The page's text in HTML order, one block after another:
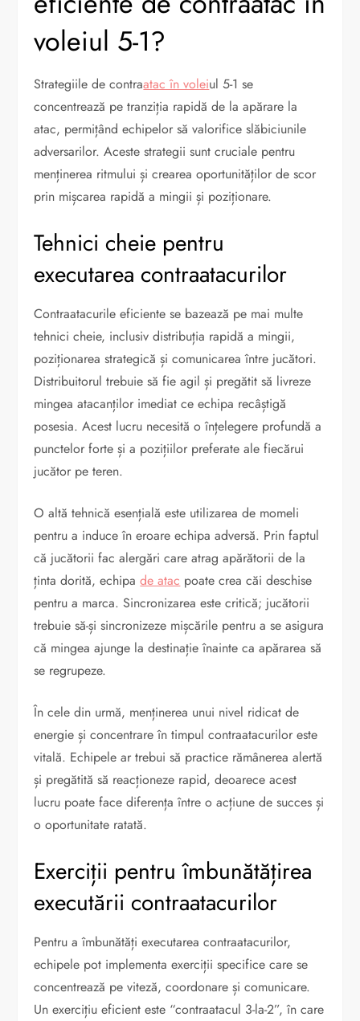
voleiul 5-1?
Strategiile de contraatac în voleiul 5-1 se
concentrează pe tranziția rapidă de la apărare la
atac, permițând echipelor să valorifice slăbiciunile
adversarilor. Aceste strategii sunt cruciale pentru
menținerea ritmului și crearea oportunităților de scor
prin mișcarea rapidă a mingii și poziționare.
Tehnici cheie pentru
executarea contraatacurilor
Contraatacurile eficiente se bazează pe mai multe
tehnici cheie, inclusiv distribuția rapidă a mingii,
poziționarea strategică și comunicarea între jucători.
Distribuitorul trebuie să fie agil și pregătit să livreze
mingea atacanților imediat ce echipa recâștigă
posesia. Acest lucru necesită o înțelegere profundă a
punctelor forte și a pozițiilor preferate ale fiecărui
jucător pe teren.
O altă tehnică esențială este utilizarea de momeli
pentru a induce în eroare echipa adversă. Prin faptul
că jucătorii fac alergări care atrag apărătorii de la
ținta dorită, echipade atac poate crea căi deschise
pentru a marca. Sincronizarea este critică; jucătorii
trebuie să-și sincronizeze mișcările pentru a se asigura
că mingea ajunge la destinație înainte ca apărarea să
se regrupeze.
În cele din urmă, menținerea unui nivel ridicat de
energie și concentrare în timpul contraatacurilor este
vitală. Echipele ar trebui să practice rămânerea alertă
și pregătită să reacționeze rapid, deoarece acest
lucru poate face diferența între o acțiune de succes și
o oportunitate ratată.
Exerciții pentru îmbunătățirea
executării contraatacurilor
Pentru a îmbunătăți executarea contraatacurilor,
echipele pot implementa exerciții specifice care se
concentrează pe viteză, coordonare și comunicare.
Un exercițiu eficient este “contraatacul 3-la-2”, în care